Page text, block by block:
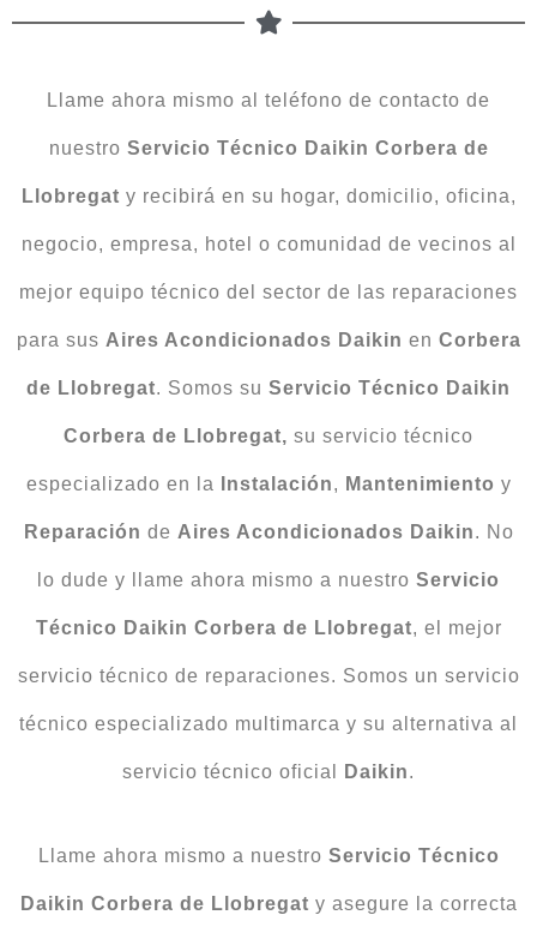
Llame ahora mismo al teléfono de contacto de
nuestro Servicio Técnico Daikin Corbera de
Llobregat y recibirá en su hogar, domicilio, oficina,
negocio, empresa, hotel o comunidad de vecinos al
mejor equipo técnico del sector de las reparaciones
para sus Aires Acondicionados Daikin en Corbera
de Llobregat. Somos su Servicio Técnico Daikin
Corbera de Llobregat, su servicio técnico
especializado en la Instalación, Mantenimiento y
Reparación de Aires Acondicionados Daikin. No
lo dude y llame ahora mismo a nuestro Servicio
Técnico Daikin Corbera de Llobregat, el mejor
servicio técnico de reparaciones. Somos un servicio
técnico especializado multimarca y su alternativa al
servicio técnico oficial Daikin.
Llame ahora mismo a nuestro Servicio Técnico
Daikin Corbera de Llobregat y asegure la correcta